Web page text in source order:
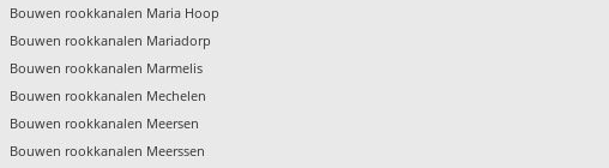
Bouwen rookkanalen Maria Hoop
Bouwen rookkanalen Mariadorp
Bouwen rookkanalen Marmelis
Bouwen rookkanalen Mechelen
Bouwen rookkanalen Meersen
Bouwen rookkanalen Meerssen